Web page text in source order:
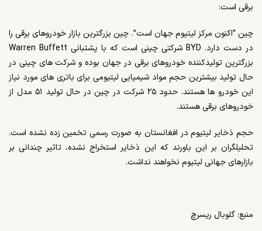
برقی است:
چین “اکنون مرکز لیتیوم جهان است”. چین بزرگترین بازار خودروهای برقی را
در دست دارد. BYD شرکتی چینی است که با پشتبانی Warren Buffett
بزرگترین تولیدکننده خودروهای برقی در جهان بوده و شرکت های چینی در
حال تولید بیشترین حجم مواد شیمیایی لیتیومی برای باتری های مورد نیاز
این خودرو ها هستند. حدود ۲۵ شرکت در چین در حال تولید ۵۱ مدل از
خودروهای برقی هستند.
حجم ذخایر لیتیوم در افغانستان به صورت رسمی تخمین زده نشده است.
تحلیلگران بر این باورند که این ذخایر استخراج نشده، تاثیر چندانی بر
بازارهای جهانی لیتیوم نخواهند نداشت.
منبع: گلوبال ریسرچ